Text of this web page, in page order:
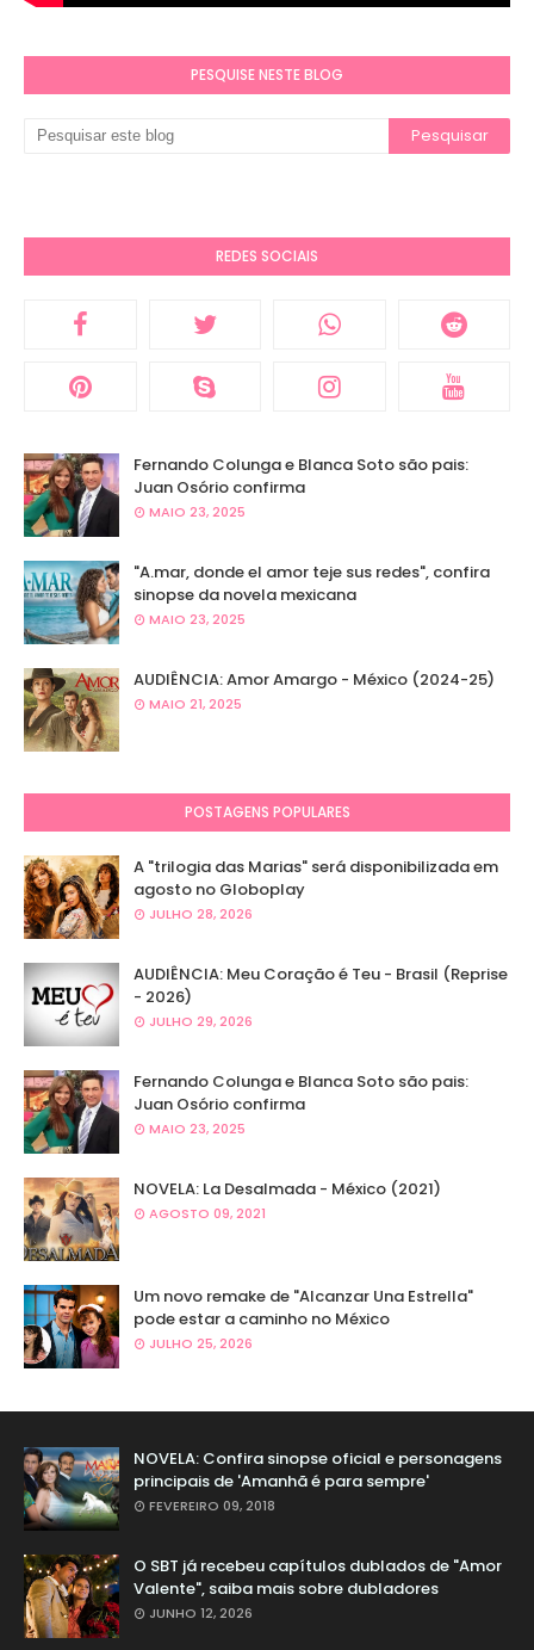
PESQUISE NESTE BLOG
REDES SOCIAIS
Fernando Colunga e Blanca Soto são pais:
Juan Osório confirma
MAIO 23, 2025
"A.mar, donde el amor teje sus redes", confira
sinopse da novela mexicana
MAIO 23, 2025
AUDIÊNCIA: Amor Amargo - México (2024-25)
MAIO 21, 2025
POSTAGENS POPULARES
A "trilogia das Marias" será disponibilizada em
agosto no Globoplay
JULHO 28, 2026
AUDIÊNCIA: Meu Coração é Teu - Brasil (Reprise
- 2026)
JULHO 29, 2026
Fernando Colunga e Blanca Soto são pais:
Juan Osório confirma
MAIO 23, 2025
NOVELA: La Desalmada - México (2021)
AGOSTO 09, 2021
Um novo remake de "Alcanzar Una Estrella"
pode estar a caminho no México
JULHO 25, 2026
NOVELA: Confira sinopse oficial e personagens
principais de 'Amanhã é para sempre'
FEVEREIRO 09, 2018
O SBT já recebeu capítulos dublados de "Amor
Valente", saiba mais sobre dubladores
JUNHO 12, 2026